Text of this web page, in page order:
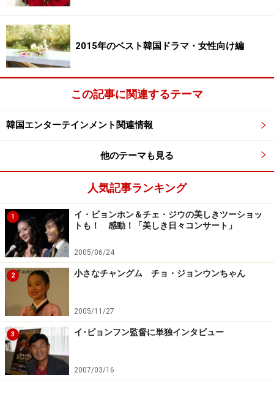
2015年のベスト韓国ドラマ・女性向け編
この記事に関連するテーマ
韓国エンターテインメント関連情報
他のテーマも見る
人気記事ランキング
1
イ・ビョンホン＆チェ・ジウの美しきツーショッ
トも！ 感動！「美しき日々コンサート」
2005/06/24
2 小さなチャングム チョ・ジョンウンちゃん
2005/11/27
3 イ･ビョンフン監督に単独インタビュー
2007/03/16